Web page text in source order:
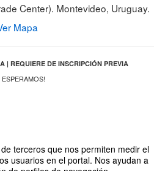
terceros que nos permiten medir el
usuarios en el portal. Nos ayudan a
Center). Montevideo, Uruguay.
Mapa
| REQUIERE DE INSCRIPCIÓN PREVIA
ESPERAMOS!